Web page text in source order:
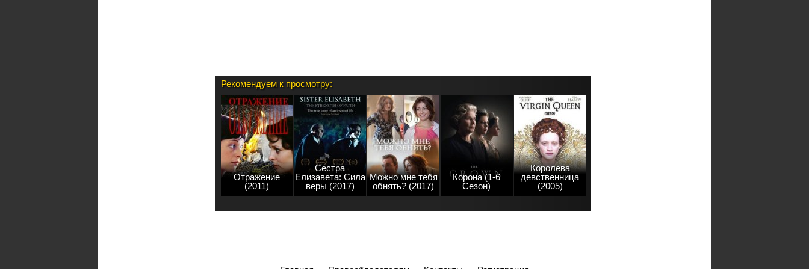
Рекомендуем к просмотру:
Отражение
(2011)
Сестра
Елизавета: Сила
веры (2017)
Можно мне тебя
обнять? (2017)
Корона (1-6
Сезон)
Королева
девственница
(2005)